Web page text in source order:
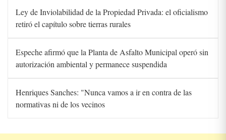
Ley de Inviolabilidad de la Propiedad Privada: el oficialismo
retiró el capítulo sobre tierras rurales
Espeche afirmó que la Planta de Asfalto Municipal operó sin
autorización ambiental y permanece suspendida
Henriques Sanches: "Nunca vamos a ir en contra de las
normativas ni de los vecinos